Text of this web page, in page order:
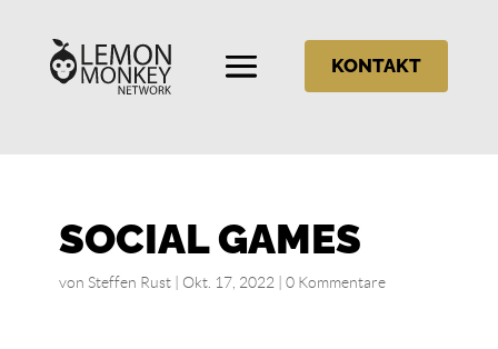
KONTAKT
SOCIAL GAMES
von Steffen Rust| Okt. 17, 2022 0 Kommentare